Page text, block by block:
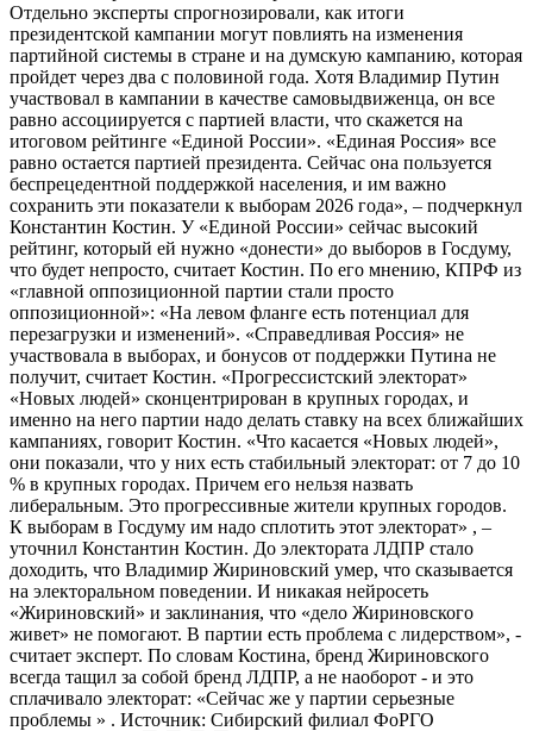
Отдельно эксперты спрогнозировали, как итоги
президентской кампании могут повлиять на изменения
партийной системы в стране и на думскую кампанию, которая
пройдет через два с половиной года. Хотя Владимир Путин
участвовал в кампании в качестве самовыдвиженца, он все
равно ассоциируется с партией власти, что скажется на
итоговом рейтинге «Единой России». «Единая Россия» все
равно остается партией президента. Сейчас она пользуется
беспрецедентной поддержкой населения, и им важно
сохранить эти показатели к выборам 2026 года», – подчеркнул
Константин Костин. У «Единой России» сейчас высокий
рейтинг, который ей нужно «донести» до выборов в Госдуму,
что будет непросто, считает Костин. По его мнению, КПРФ из
«главной оппозиционной партии стали просто
оппозиционной»: «На левом фланге есть потенциал для
перезагрузки и изменений». «Справедливая Россия» не
участвовала в выборах, и бонусов от поддержки Путина не
получит, считает Костин. «Прогрессистский электорат»
«Новых людей» сконцентрирован в крупных городах, и
именно на него партии надо делать ставку на всех ближайших
кампаниях, говорит Костин. «Что касается «Новых людей»,
они показали, что у них есть стабильный электорат: от 7 до 10
% в крупных городах. Причем его нельзя назвать
либеральным. Это прогрессивные жители крупных городов.
К выборам в Госдуму им надо сплотить этот электорат» , –
уточнил Константин Костин. До электората ЛДПР стало
доходить, что Владимир Жириновский умер, что сказывается
на электоральном поведении. И никакая нейросеть
«Жириновский» и заклинания, что «дело Жириновского
живет» не помогают. В партии есть проблема с лидерством», -
считает эксперт. По словам Костина, бренд Жириновского
всегда тащил за собой бренд ЛДПР, а не наоборот - и это
сплачивало электорат: «Сейчас же у партии серьезные
проблемы » . Источник: Сибирский филиал ФоРГО